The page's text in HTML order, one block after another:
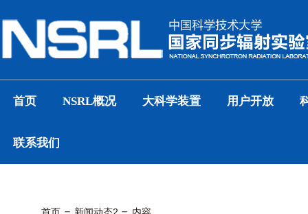
首页 NSRL概况 大科学装置 用户开放
联系我们